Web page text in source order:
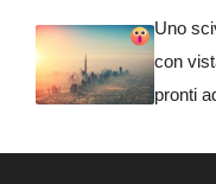
Uno
con
pronti